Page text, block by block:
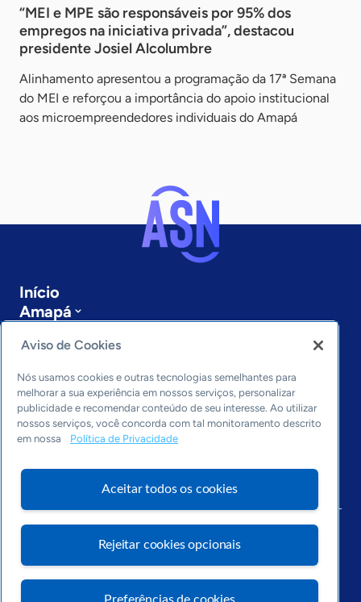
“MEI e MPE são responsáveis por 95% dos
empregos na iniciativa privada”, destacou
presidente Josiel Alcolumbre
Alinhamento apresentou a programação da 17ª Semana
do MEI e reforçou a importância do apoio institucional
aos microempreendedores individuais do Amapá
Início
Amapá
Últimas notícias
Entre em contato
Editorias
Economia & Política
Inovação & Tecnologia
Dados
Aviso de Cookies
Nós usamos cookies e outras tecnologias semelhantes para
melhorar a sua experiência em nossos serviços, personalizar
publicidade e recomendar conteúdo de seu interesse. Ao utilizar
nossos serviços, você concorda com tal monitoramento descrito
em nossa
Política de Privacidade
Aceitar todos os cookies
Rejeitar cookies opcionais